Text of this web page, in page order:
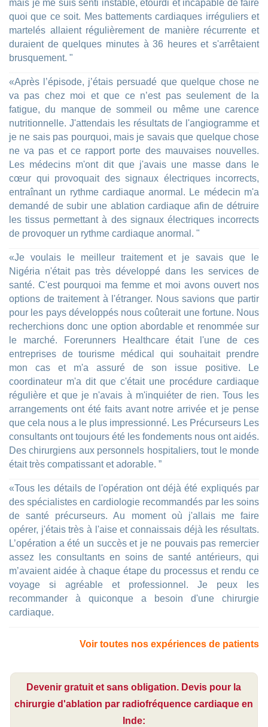
mais je me suis senti instable, étourdi et incapable de faire
quoi que ce soit. Mes battements cardiaques irréguliers et
martelés allaient régulièrement de manière récurrente et
duraient de quelques minutes à 36 heures et s'arrêtaient
brusquement. "
«Après l’épisode, j’étais persuadé que quelque chose ne
va pas chez moi et que ce n’est pas seulement de la
fatigue, du manque de sommeil ou même une carence
nutritionnelle. J'attendais les résultats de l'angiogramme et
je ne sais pas pourquoi, mais je savais que quelque chose
ne va pas et ce rapport porte des mauvaises nouvelles.
Les médecins m'ont dit que j'avais une masse dans le
cœur qui provoquait des signaux électriques incorrects,
entraînant un rythme cardiaque anormal. Le médecin m'a
demandé de subir une ablation cardiaque afin de détruire
les tissus permettant à des signaux électriques incorrects
de provoquer un rythme cardiaque anormal. "
«Je voulais le meilleur traitement et je savais que le
Nigéria n'était pas très développé dans les services de
santé. C'est pourquoi ma femme et moi avons ouvert nos
options de traitement à l'étranger. Nous savions que partir
pour les pays développés nous coûterait une fortune. Nous
recherchions donc une option abordable et renommée sur
le marché. Forerunners Healthcare était l'une de ces
entreprises de tourisme médical qui souhaitait prendre
mon cas et m'a assuré de son issue positive. Le
coordinateur m'a dit que c'était une procédure cardiaque
régulière et que je n'avais à m'inquiéter de rien. Tous les
arrangements ont été faits avant notre arrivée et je pense
que cela nous a le plus impressionné. Les Précurseurs Les
consultants ont toujours été les fondements nous ont aidés.
Des chirurgiens aux personnels hospitaliers, tout le monde
était très compatissant et adorable. ”
«Tous les détails de l'opération ont déjà été expliqués par
des spécialistes en cardiologie recommandés par les soins
de santé précurseurs. Au moment où j'allais me faire
opérer, j'étais très à l'aise et connaissais déjà les résultats.
L’opération a été un succès et je ne pouvais pas remercier
assez les consultants en soins de santé antérieurs, qui
m’avaient aidée à chaque étape du processus et rendu ce
voyage si agréable et professionnel. Je peux les
recommander à quiconque a besoin d'une chirurgie
cardiaque.
Voir toutes nos expériences de patients
Devenir gratuit et sans obligation. Devis pour la
chirurgie d'ablation par radiofréquence cardiaque en
Inde: